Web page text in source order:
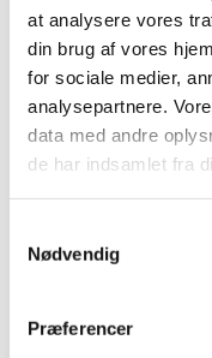
at analysere vores
din brug af vores
for sociale medier,
analysepartnere.
data med andre
de har indsamlet fra
Nødvendig
Præferencer